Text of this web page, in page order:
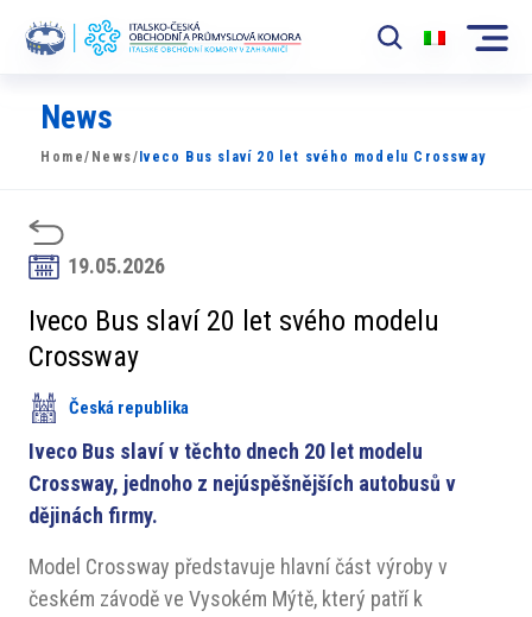
Komora
News
Události
Rozvoj Trhu
Členové
​​Projekty
Členská sekce
News
Home/ News/ Iveco Bus slaví 20 let svého modelu Crossway
19.05.2026
Iveco Bus slaví 20 let svého modelu
Crossway
Česká republika
Iveco Bus slaví v těchto dnech 20 let modelu
Crossway, jednoho z nejúspěšnějších autobusů v
dějinách firmy.
Model Crossway představuje hlavní část výroby v
českém závodě ve Vysokém Mýtě, který patří k